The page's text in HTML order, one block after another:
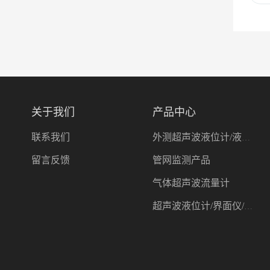
关于我们
联系我们
留言反馈
产品中心
外测超声波液位计/液位开关
管网监测产品
气体超声波流量计
超声波液位计/界面仪/测深仪